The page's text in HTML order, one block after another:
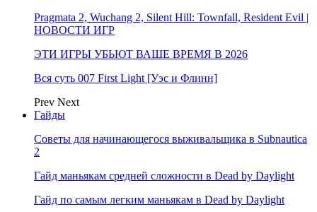
Pragmata 2, Wuchang 2, Silent Hill: Townfall, Resident Evil |
НОВОСТИ ИГР
ЭТИ ИГРЫ УБЬЮТ ВАШЕ ВРЕМЯ В 2026
Вся суть 007 First Light [Уэс и Флинн]
Prev Next
Гайды
Советы для начинающегося выживальщика в Subnautica
2
Гайд маньякам средней сложности в Dead by Daylight
Гайд по самым легким маньякам в Dead by Daylight